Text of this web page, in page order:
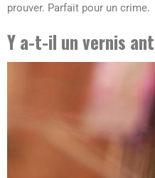
prouver. Parfait pour un crime.
Y a-t-il un vernis